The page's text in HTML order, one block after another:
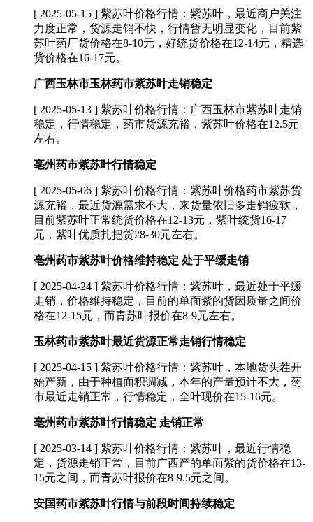
[ 2025-05-15 ] 紫苏叶价格行情：紫苏叶，最近商户关注
力度正常，货源走销不快，行情暂无明显变化，目前紫
苏叶药厂货价格在8-10元，好统货价格在12-14元，精选
货价格在16-17元。
广西玉林市玉林药市紫苏叶走销稳定
[ 2025-05-13 ] 紫苏叶价格行情：广西玉林市紫苏叶走销
稳定，行情稳定，药市货源充裕，紫苏叶价格在12.5元
左右。
亳州药市紫苏叶行情稳定
[ 2025-05-06 ] 紫苏叶价格行情：紫苏叶价格药市紫苏货
源充裕，最近货源需求不大，来货量依旧多走销疲软，
目前紫苏叶正常统货价格在12-13元，紫叶统货16-17
元，紫叶优质扎把货28-30元左右。
亳州药市紫苏叶价格维持稳定 处于平缓走销
[ 2025-04-24 ] 紫苏叶价格行情：紫苏叶，最近处于平缓
走销，价格维持稳定，目前的单面紫的货因质量之间价
格在12-15元，而青苏叶报价在8-9元左右。
玉林药市紫苏叶最近货源正常走销行情稳定
[ 2025-04-15 ] 紫苏叶价格行情：紫苏叶，本地货头茬开
始产新，由于种植面积调减，本年的产量预计不大，药
市最近走销正常，行情稳定，全叶现价在15-16元。
亳州药市紫苏叶行情稳定 走销正常
[ 2025-03-14 ] 紫苏叶价格行情：紫苏叶，最近行情稳
定，货源走销正常，目前广西产的单面紫的货价格在13-
15元之间，而青苏叶报价在8-9.5元之间。
安国药市紫苏叶行情与前段时间持续稳定